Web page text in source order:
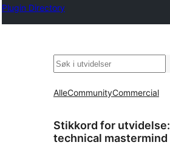
Plugin Directory
Søk
AlleCommunityCommercial
Stikkord for utvidelse:
technical mastermind